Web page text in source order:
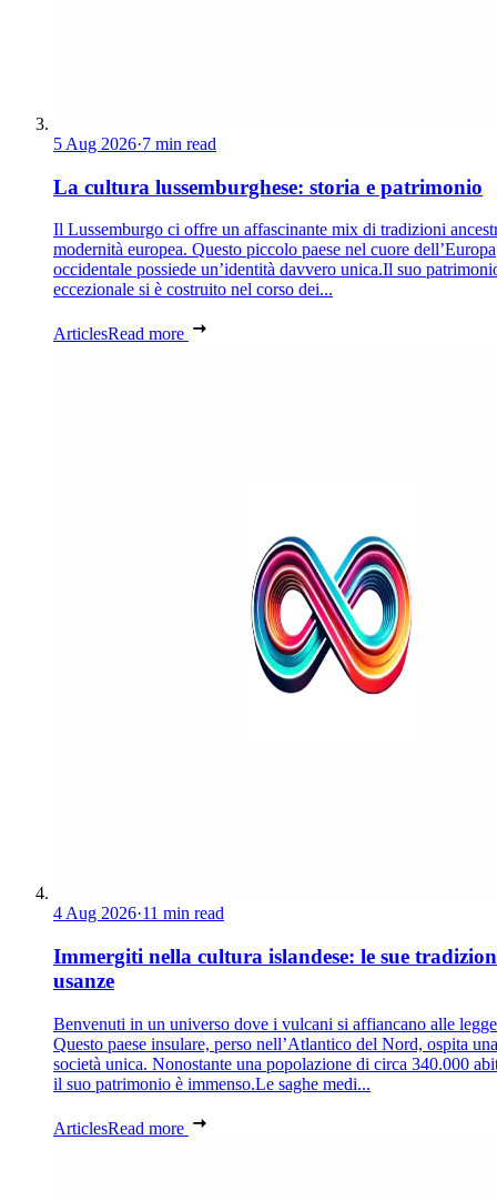
5 Aug 2026·7 min read
La cultura lussemburghese: storia e patrimonio
Il Lussemburgo ci offre un affascinante mix di tradizioni
modernità europea. Questo piccolo paese nel cuore dell’Europa
occidentale possiede un’identità davvero unica.Il suo
eccezionale si è costruito nel corso dei...
ArticlesRead more
4 Aug 2026·11 min read
Immergiti nella cultura islandese: le sue
usanze
Benvenuti in un universo dove i vulcani si affiancano alle
Questo paese insulare, perso nell’Atlantico del Nord, ospita una
società unica. Nonostante una popolazione di circa 340.000
il suo patrimonio è immenso.Le saghe medi...
ArticlesRead more